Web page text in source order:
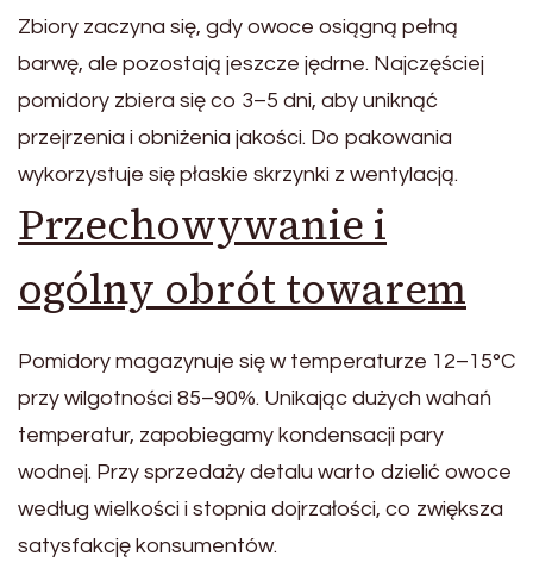
Zbiory zaczyna się, gdy owoce osiągną pełną
barwę, ale pozostają jeszcze jędrne. Najczęściej
pomidory zbiera się co 3–5 dni, aby uniknąć
przejrzenia i obniżenia jakości. Do pakowania
wykorzystuje się płaskie skrzynki z wentylacją.
Przechowywanie i
ogólny obrót towarem
Pomidory magazynuje się w temperaturze 12–15°C
przy wilgotności 85–90%. Unikając dużych wahań
temperatur, zapobiegamy kondensacji pary
wodnej. Przy sprzedaży detalu warto dzielić owoce
według wielkości i stopnia dojrzałości, co zwiększa
satysfakcję konsumentów.